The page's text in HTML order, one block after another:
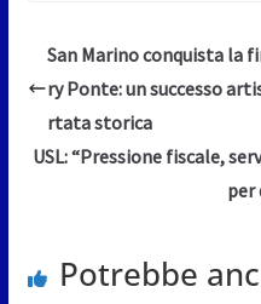
San Marino conquista la
ry Ponte: un successo
rtata storica
USL: “Pressione fiscale,
per
Potrebbe